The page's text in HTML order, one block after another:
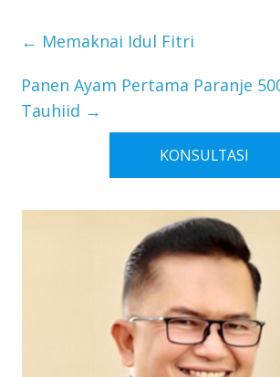
← Memaknai Idul Fitri
Panen Ayam Pertama Paranje
Tauhiid →
KONSULTASI